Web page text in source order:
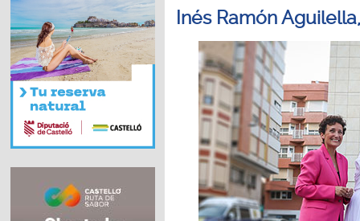
Inés Ramón